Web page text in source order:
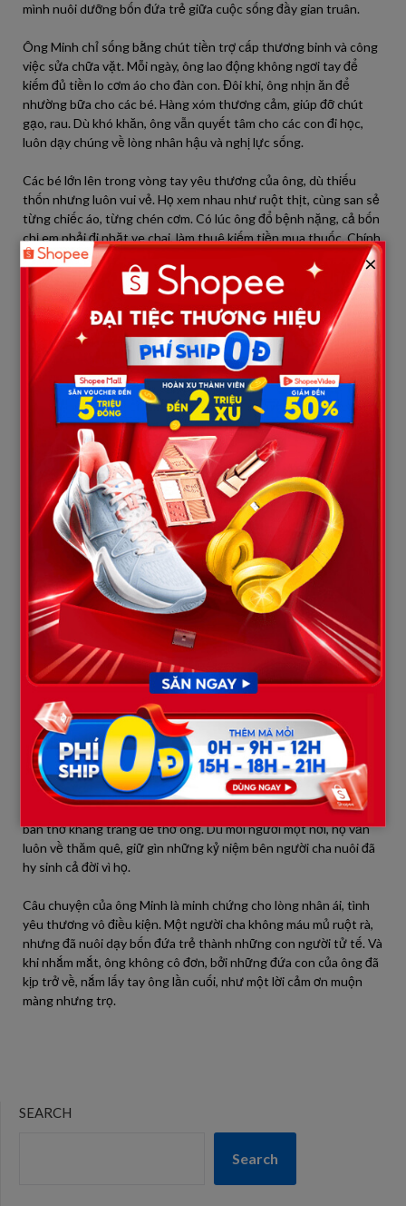
mình nuôi dưỡng bốn đứa trẻ giữa cuộc sống đầy gian truân.
Ông Minh chỉ sống bằng chút tiền trợ cấp thương binh và công
việc sửa chữa vặt. Mỗi ngày, ông lao động không ngơi tay để
kiếm đủ tiền lo cơm áo cho đàn con. Đôi khi, ông nhịn ăn để
nhường bữa cho các bé. Hàng xóm thương cảm, giúp đỡ chút
gạo, rau. Dù khó khăn, ông vẫn quyết tâm cho các con đi học,
luôn dạy chúng về lòng nhân hậu và nghị lực sống.
Các bé lớn lên trong vòng tay yêu thương của ông, dù thiếu
thốn nhưng luôn vui vẻ. Họ xem nhau như ruột thịt, cùng san sẻ
từng chiếc áo, từng chén cơm. Có lúc ông đổ bệnh nặng, cả bốn
chị em phải đi nhặt ve chai, làm thuê kiếm tiền mua thuốc. Chính
tình yêu thương đã giúp họ vượt qua những tháng ngày khốn
khó.
Thời gian trôi qua, các cô bé ngày nào đã trưởng thành. Họ lần
lượt rời quê hương để tìm kiếm tương lai. Người làm bác sĩ, người
trở thành giáo viên, người lập gia đình ở phương xa. Chỉ còn Lan,
cô con gái út, ở lại bên cạnh chăm sóc ông Minh.
Những năm tháng cô đơn và tuổi già kéo đến nhanh chóng. Ông
Minh ngày càng yếu đi. Một đêm nọ, ông cầm tay Lan, đôi mắt
đục mờ ánh lên niềm mong mỏi: “Cha chỉ mong được gặp lại các
con một lần trước khi nhắm mắt…”
Nhận thấy tình trạng sức khỏe của ông ngày càng nguy kịch,
Lan vội vàng liên lạc với các chị em. Dù mỗi người một nơi, họ đều
tức tốc bỏ lại mọi công việc, lao về quê. Trên chuyến xe đêm,
những ký ức tuổi thơ ùa về, khiến lòng họ thổn thức.
Khi họ về đến nhà, ông Minh đang nằm trên giường, hơi thở yếu
ớt. Ông gắng mở mắt, ánh nhìn tràn ngập yêu thương khi thấy
những đứa con quây quần bên mình. Bàn tay ông run run nắm
lấy tay từng đứa, giọng nói đứt quãng nhưng chứa chan hạnh
phúc: “Cha không hối hận… vì đã nuôi các con… Các con đã
trưởng thành, cha mãn nguyện rồi…”
Nước mắt họ rơi trên khuôn mặt già nua của ông. Ông Minh
nhắm mắt, ra đi trong vòng tay những đứa con mà ông đã từng
cưu mang suốt 18 năm.
Sau khi ông mất, bốn chị em quyết định sửa lại căn nhà cũ, lập
bàn thờ khang trang để thờ ông. Dù mỗi người một nơi, họ vẫn
luôn về thăm quê, giữ gìn những kỷ niệm bên người cha nuôi đã
hy sinh cả đời vì họ.
Câu chuyện của ông Minh là minh chứng cho lòng nhân ái, tình
yêu thương vô điều kiện. Một người cha không máu mủ ruột rà,
nhưng đã nuôi dạy bốn đứa trẻ thành những con người tử tế. Và
khi nhắm mắt, ông không cô đơn, bởi những đứa con của ông đã
kịp trở về, nắm lấy tay ông lần cuối, như một lời cảm ơn muộn
màng nhưng trọ.
SEARCH
Search
×